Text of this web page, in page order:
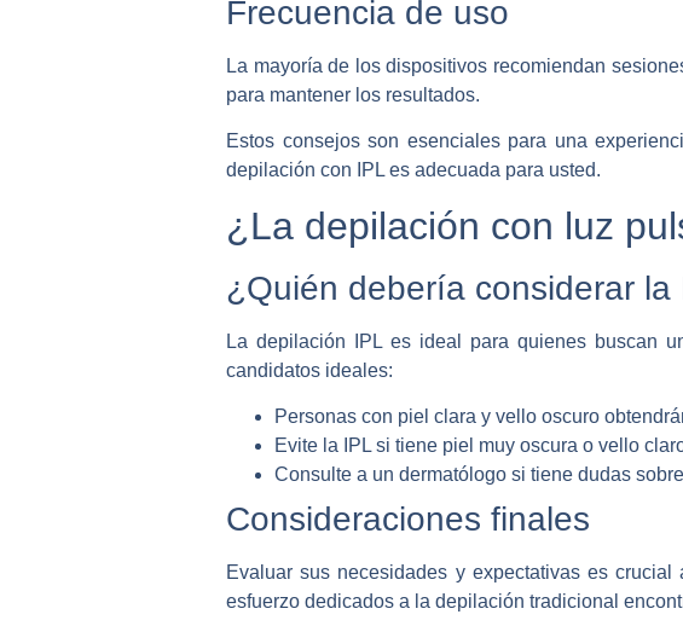
Frecuencia de uso
La mayoría de los dispositivos recomiendan
para mantener los resultados.
Estos consejos son esenciales para una
depilación con IPL es adecuada para usted.
¿La depilación con luz
¿Quién debería considerar la
La depilación IPL es ideal para quienes buscan
candidatos ideales:
Personas con piel clara y vello oscuro
Evite la IPL si tiene piel muy oscura o vello
Consulte a un dermatólogo si tiene dudas
Consideraciones finales
Evaluar sus necesidades y expectativas es
esfuerzo dedicados a la depilación tradicional